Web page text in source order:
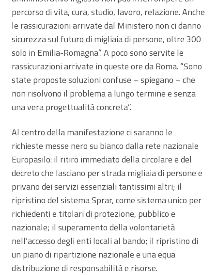
percorso di vita, cura, studio, lavoro, relazione. Anche
le rassicurazioni arrivate dal Ministero non ci danno
sicurezza sul futuro di migliaia di persone, oltre 300
solo in Emilia-Romagna”. A poco sono servite le
rassicurazioni arrivate in queste ore da Roma. “Sono
state proposte soluzioni confuse – spiegano – che
non risolvono il problema a lungo termine e senza
una vera progettualità concreta”.
Al centro della manifestazione ci saranno le
richieste messe nero su bianco dalla rete nazionale
Europasilo: il ritiro immediato della circolare e del
decreto che lasciano per strada migliaia di persone e
privano dei servizi essenziali tantissimi altri; il
ripristino del sistema Sprar, come sistema unico per
richiedenti e titolari di protezione, pubblico e
nazionale; il superamento della volontarietà
nell’accesso degli enti locali al bando; il ripristino di
un piano di ripartizione nazionale e una equa
distribuzione di responsabilità e risorse.